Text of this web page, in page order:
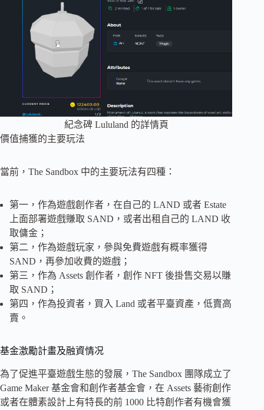
紀念碑 Lululand 的詳情頁
價值捕獲的主要玩法
當前，The Sandbox 中的主要玩法有四種：
第一，作為遊戲創作者，在自己的 LAND 或者 Estate
上面部署遊戲賺取 SAND，或者出租自己的 LAND 收
取傭金；
第二，作為遊戲玩家，參與免費遊戲有概率獲得
SAND，再參加收費的遊戲；
第三，作為 Assets 創作者，創作 NFT 後掛售交易以賺
取 SAND；
第四，作為投資者，買入 Land 或者平臺資產，低賣高
賣。
基金激勵計畫及融資情况
為了促進平臺遊戲生態的發展，The Sandbox 團隊成立了
Game Maker 基金會和創作者基金會，在 Assets 藝術創作
或者在體素設計上有特長的前 1000 比特創作者有機會獲